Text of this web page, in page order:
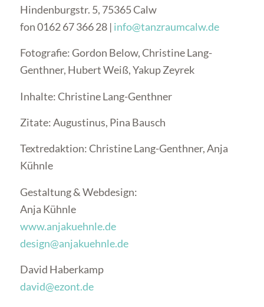
Hindenburgstr. 5, 75365 Calw
fon 0162 67 366 28 | info@tanzraumcalw.de
Fotografie: Gordon Below, Christine Lang-
Genthner, Hubert Weiß, Yakup Zeyrek
Inhalte: Christine Lang-Genthner
Zitate: Augustinus, Pina Bausch
Textredaktion: Christine Lang-Genthner, Anja
Kühnle
Gestaltung & Webdesign:
Anja Kühnle
www.anjakuehnle.de
design@anjakuehnle.de
David Haberkamp
david@ezont.de